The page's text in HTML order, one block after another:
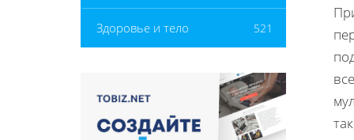
Здоровье и тело 521